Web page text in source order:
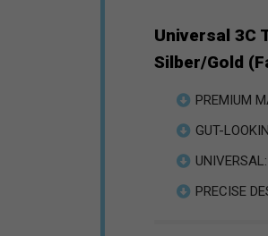
Universal 3C
Silber/Gold
PREMIUM
GUT-
PRECISE